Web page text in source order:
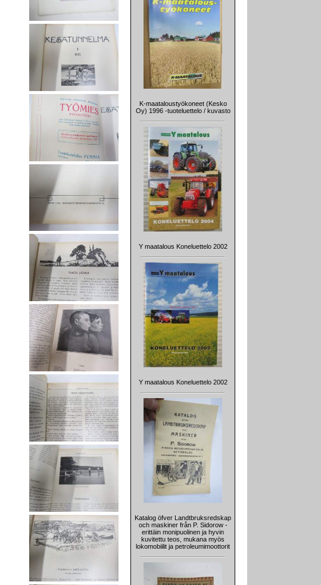
K-maataloustyökoneet (Kesko
Oy) 1996 -tuoteluettelo / kuvasto
Y maatalous Koneluettelo 2002
Y maatalous Koneluettelo 2002
Katalog öfver Landtbruksredskap
och maskiner från P. Sidorow -
erittäin monipuolinen ja hyvin
kuvitettu teos, mukana myös
lokomobiilit ja petroleumimoottorit